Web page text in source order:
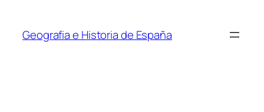
contenido
Geografia e Historia de España